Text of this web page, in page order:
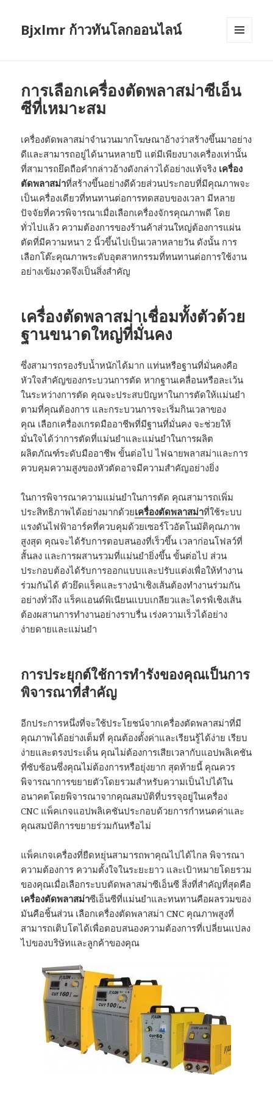
Bjxlmr ก้าวทันโลกออนไลน์
การเลือกเครื่องตัดพลาสม่าซีเอ็น
ซีที่เหมาะสม
เครื่องตัดพลาสม่าจำนวนมากโฆษณาอ้างว่าสร้างขึ้นมาอย่าง
ดีและสามารถอยู่ได้นานหลายปี แต่มีเพียงบางเครื่องเท่านั้น
ที่สามารถยึดถือคำกล่าวอ้างดังกล่าวได้อย่างแท้จริง เครื่อง
ตัดพลาสม่าที่สร้างขึ้นอย่างดีด้วยส่วนประกอบที่มีคุณภาพจะ
เป็นเครื่องเดียวที่ทนทานต่อการทดสอบของเวลา มีหลาย
ปัจจัยที่ควรพิจารณาเมื่อเลือกเครื่องจักรคุณภาพดี โดย
ทั่วไปแล้ว ความต้องการของร้านค้าส่วนใหญ่ต้องการแผ่น
ตัดที่มีความหนา 2 นิ้วขึ้นไปเป็นเวลาหลายวัน ดังนั้น การ
เลือกโต๊ะคุณภาพระดับอุตสาหกรรมที่ทนทานต่อการใช้งาน
อย่างเข้มงวดจึงเป็นสิ่งสำคัญ
เครื่องตัดพลาสม่าเชื่อมทั้งตัวด้วย
ฐานขนาดใหญ่ที่มั่นคง
ซึ่งสามารถรองรับน้ำหนักได้มาก แท่นหรือฐานที่มั่นคงคือ
หัวใจสำคัญของกระบวนการตัด หากฐานเคลื่อนหรือละเว้น
ในระหว่างการตัด คุณจะประสบปัญหาในการตัดให้แม่นยำ
ตามที่คุณต้องการ และกระบวนการจะเริ่มกินเวลาของ
คุณ เลือกเครื่องเกรดมืออาชีพที่มีฐานที่มั่นคง จะช่วยให้
มั่นใจได้ว่าการตัดที่แม่นยำและแม่นยำในการผลิต
ผลิตภัณฑ์ระดับมืออาชีพ ขั้นต่อไป ไฟฉายพลาสม่าและการ
ควบคุมความสูงของหัวตัดอาจมีความสำคัญอย่างยิ่ง
ในการพิจารณาความแม่นยำในการตัด คุณสามารถเพิ่ม
ประสิทธิภาพได้อย่างมากด้วยเครื่องตัดพลาสม่าที่ใช้ระบบ
แรงดันไฟฟ้าอาร์คที่ควบคุมด้วยเซอร์โวอัตโนมัติคุณภาพ
สูงสุด คุณจะได้รับการตอบสนองที่เร็วขึ้น เวลาก่อนโฟลว์ที่
สั้นลง และการผสานรวมที่แม่นยำยิ่งขึ้น ขั้นต่อไป ส่วน
ประกอบต้องได้รับการออกแบบและปรับแต่งเพื่อให้ทำงาน
ร่วมกันได้ ตัวยึดแร็คและรางนำเชิงเส้นต้องทำงานร่วมกัน
อย่างทั่วถึง แร็คแอนด์พิเนียนแบบเกลียวและไดรฟ์เชิงเส้น
ต้องผสานการทำงานอย่างราบรื่น เร่งความเร็วได้อย่าง
ง่ายดายและแม่นยำ
การประยุกต์ใช้การทำรังของคุณเป็นการ
พิจารณาที่สำคัญ
อีกประการหนึ่งที่จะใช้ประโยชน์จากเครื่องตัดพลาสม่าที่มี
คุณภาพได้อย่างเต็มที่ คุณต้องตั้งค่าและเรียนรู้ได้ง่าย เรียบ
ง่ายและตรงประเด็น คุณไม่ต้องการเสียเวลากับแอปพลิเคชัน
ที่ซับซ้อนซึ่งคุณไม่ต้องการหรือยุ่งยาก สุดท้ายนี้ คุณควร
พิจารณาการขยายตัวโดยรวมสำหรับความเป็นไปได้ใน
อนาคตโดยพิจารณาจากคุณสมบัติที่บรรจุอยู่ในเครื่อง
CNC แพ็คเกจแอปพลิเคชันประกอบด้วยการกำหนดค่าและ
คุณสมบัติการขยายร่วมกันหรือไม่
แพ็คเกจเครื่องที่ยืดหยุ่นสามารถพาคุณไปได้ไกล พิจารณา
ความต้องการ ความตั้งใจในระยะยาว และเป้าหมายโดยรวม
ของคุณเมื่อเลือกระบบตัดพลาสม่าซีเอ็นซี สิ่งที่สำคัญที่สุดคือ
เครื่องตัดพลาสม่าซีเอ็นซีที่แม่นยำและทนทานคือผลรวมของ
มันคือชิ้นส่วน เลือกเครื่องตัดพลาสม่า CNC คุณภาพสูงที่
สามารถเติบโตได้เพื่อตอบสนองความต้องการที่เปลี่ยนแปลง
ไปของบริษัทและลูกค้าของคุณ